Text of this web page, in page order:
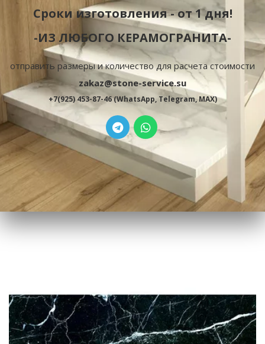
Сроки изготовления - от 1 дня!
-ИЗ ЛЮБОГО КЕРАМОГРАНИТА-
отправить размеры и количество для расчета стоимости
zakaz@stone-service.su
+7(925) 453-87-46 (WhatsApp, Telegram, MAX)